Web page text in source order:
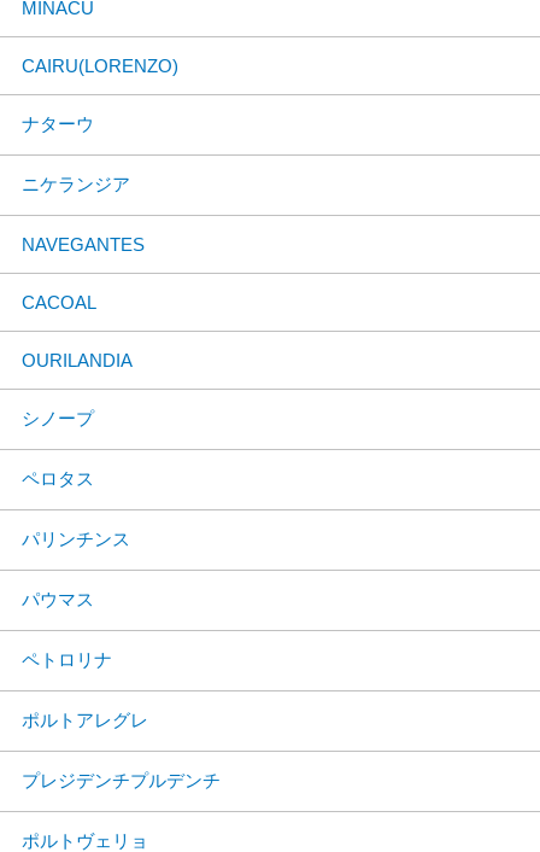
MINACU
CAIRU(LORENZO)
ナターウ
ニケランジア
NAVEGANTES
CACOAL
OURILANDIA
シノープ
ペロタス
パリンチンス
パウマス
ペトロリナ
ポルトアレグレ
プレジデンチプルデンチ
ポルトヴェリョ